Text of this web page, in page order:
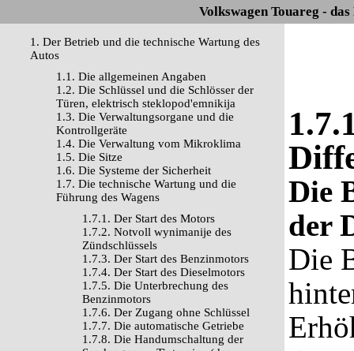
Volkswagen Touareg -
1. Der Betrieb und die technische Wartung des
Autos
1.1. Die allgemeinen Angaben
1.2. Die Schlüssel und die Schlösser der
Türen, elektrisch steklopod'emnikija
1.3. Die Verwaltungsorgane und die
Kontrollgeräte
1.4. Die Verwaltung vom Mikroklima
1.5. Die Sitze
1.6. Die Systeme der Sicherheit
1.7. Die technische Wartung und die
Führung des Wagens
1.7.1. Der Start des Motors
1.7.2. Notvoll wynimanije des
Zündschlüssels
1.7.3. Der Start des Benzinmotors
1.7.4. Der Start des Dieselmotors
1.7.5. Die Unterbrechung des
Benzinmotors
1.7.6. Der Zugang ohne Schlüssel
1.7.7. Die automatische Getriebe
1.7.8. Die Handumschaltung der
Die
der
Die